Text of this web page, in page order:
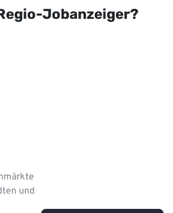
Jobanzeiger?
und